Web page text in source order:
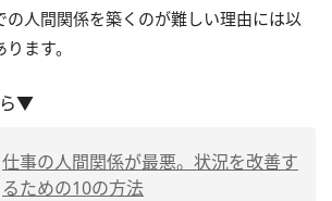
の人間関係を築くのが難しい理由には以
ます。
ら▼
仕事の人間関係が最悪。状況を改善す
るための10の方法